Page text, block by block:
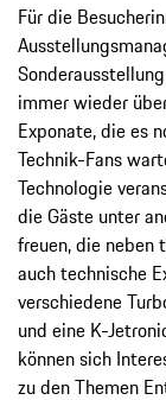
Für die
immer wieder
Exponate, die es
Technik-Fans
Technologie
die Gäste unter
freuen, die neben
auch technische
verschiedene
und eine K-
können sich
zu den Themen